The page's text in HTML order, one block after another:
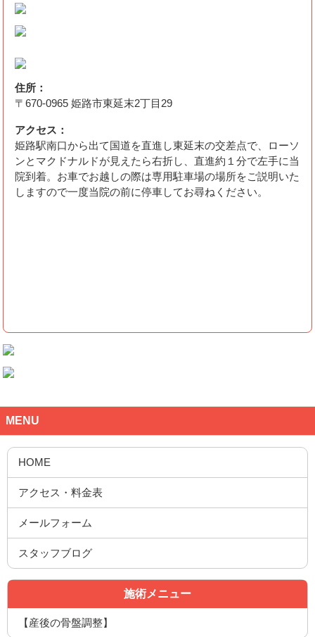
住所：
〒670-0965 姫路市東延末2丁目29
アクセス：
姫路駅南口から出て国道を直進し東延末の交差点で、ローソ
ンとマクドナルドが見えたら右折し、直進約１分で左手に当
院到着。お車でお越しの際は専用駐車場の場所をご説明いた
しますので一度当院の前に停車してお尋ねください。
MENU
施術メニュー
【産後の骨盤調整】